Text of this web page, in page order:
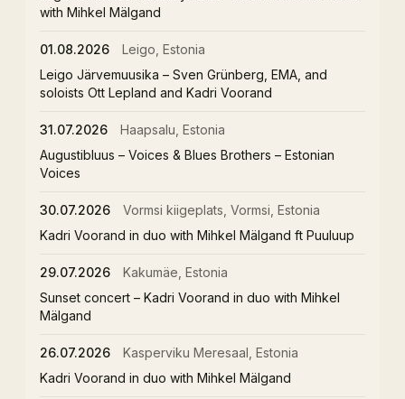
with Mihkel Mälgand
01.08.2026
Leigo, Estonia
Leigo Järvemuusika – Sven Grünberg, EMA, and
soloists Ott Lepland and Kadri Voorand
31.07.2026
Haapsalu, Estonia
Augustibluus – Voices & Blues Brothers – Estonian
Voices
30.07.2026
Vormsi kiigeplats, Vormsi, Estonia
Kadri Voorand in duo with Mihkel Mälgand ft Puuluup
29.07.2026
Kakumäe, Estonia
Sunset concert – Kadri Voorand in duo with Mihkel
Mälgand
26.07.2026
Kasperviku Meresaal, Estonia
Kadri Voorand in duo with Mihkel Mälgand